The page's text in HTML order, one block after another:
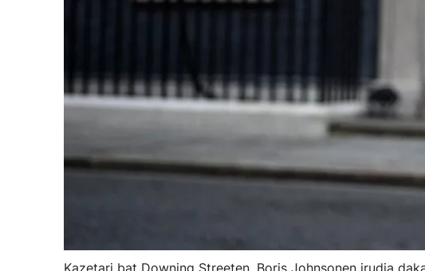
Kazetari bat Downing Streeten, Boris Johnsonen irudia